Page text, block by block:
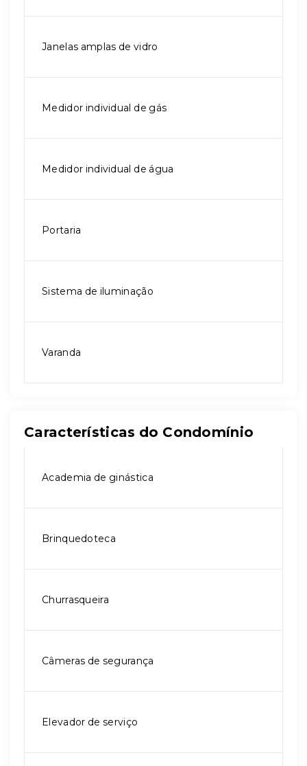
Janelas amplas de vidro
Medidor individual de gás
Medidor individual de água
Portaria
Sistema de iluminação
Varanda
Características do Condomínio
Academia de ginástica
Brinquedoteca
Churrasqueira
Câmeras de segurança
Elevador de serviço